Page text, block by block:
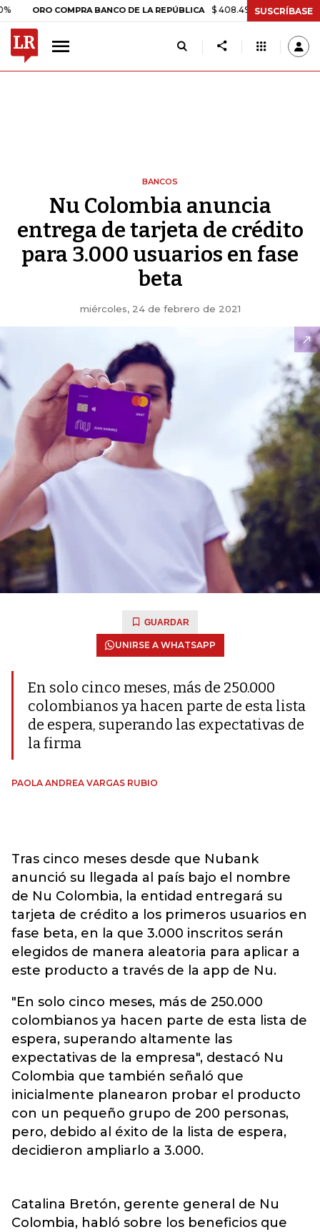
COMPRA BANCO DE LA REPÚBLICA $ 408.498,97 +$ 8.753,81
SUSCRÍBASE
BANCOS
Nu Colombia anuncia
entrega de tarjeta de crédito
para 3.000 usuarios en fase
beta
miércoles, 24 de febrero de 2021
GUARDAR
UNIRSE A WHATSAPP
En solo cinco meses, más de 250.000
colombianos ya hacen parte de esta lista
de espera, superando las expectativas de
la firma
PAOLA ANDREA VARGAS RUBIO
Tras cinco meses desde que Nubank
anunció su llegada al país bajo el nombre
de Nu Colombia, la entidad entregará su
tarjeta de crédito a los primeros usuarios en
fase beta, en la que 3.000 inscritos serán
elegidos de manera aleatoria para aplicar a
este producto a través de la app de Nu.
"En solo cinco meses, más de 250.000
colombianos ya hacen parte de esta lista de
espera, superando altamente las
expectativas de la empresa", destacó Nu
Colombia que también señaló que
inicialmente planearon probar el producto
con un pequeño grupo de 200 personas,
pero, debido al éxito de la lista de espera,
decidieron ampliarlo a 3.000.
Catalina Bretón, gerente general de Nu
Colombia, habló sobre los beneficios que